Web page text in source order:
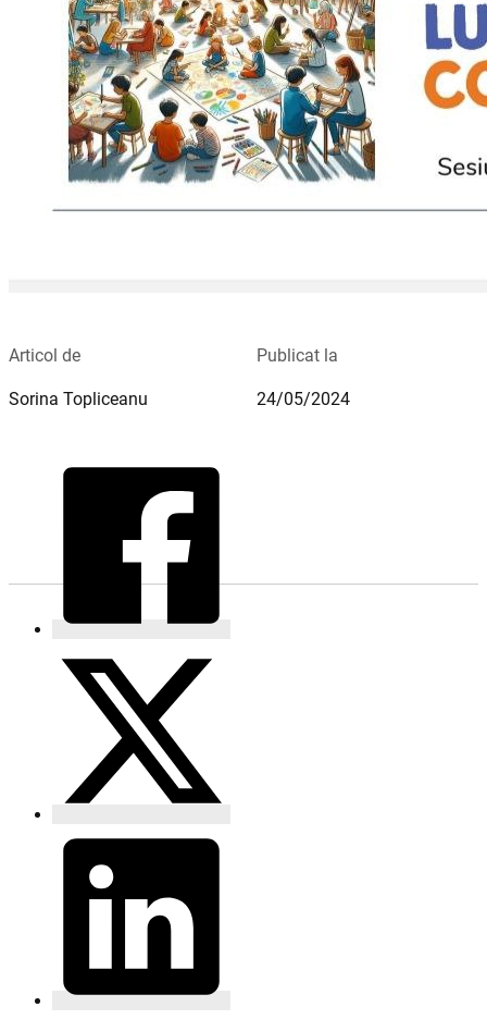
Articol de
Sorina Topliceanu
Publicat la
24/05/2024